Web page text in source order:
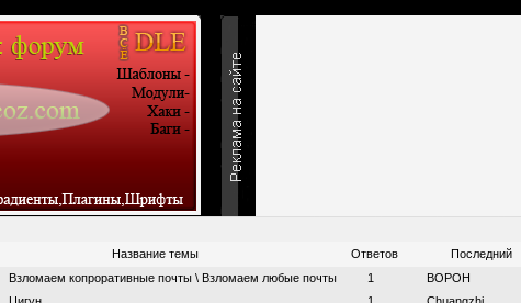
Название темы Ответов
Последний
Взломаем копроративные почты \ Взломаем любые почты 1
BOPOH